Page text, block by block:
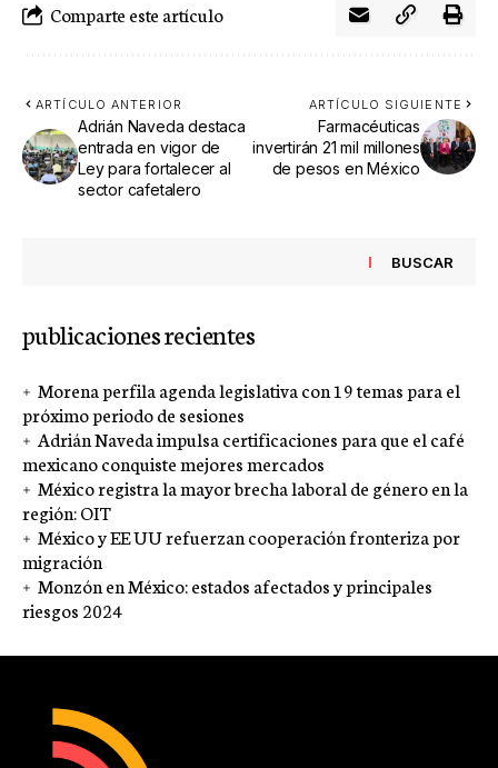
Comparte este artículo
ARTÍCULO ANTERIOR
Adrián Naveda destaca
entrada en vigor de
Ley para fortalecer al
sector cafetalero
ARTÍCULO SIGUIENTE
Farmacéuticas
invertirán 21 mil millones
de pesos en México
BUSCAR
publicaciones recientes
Morena perfila agenda legislativa con 19 temas para el
próximo periodo de sesiones
Adrián Naveda impulsa certificaciones para que el café
mexicano conquiste mejores mercados
México registra la mayor brecha laboral de género en la
región: OIT
México y EE UU refuerzan cooperación fronteriza por
migración
Monzón en México: estados afectados y principales
riesgos 2024